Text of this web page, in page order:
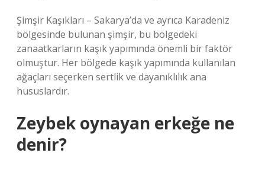
Şimşir Kaşıkları – Sakarya’da ve ayrıca Karadeniz
bölgesinde bulunan şimşir, bu bölgedeki
zanaatkarların kaşık yapımında önemli bir faktör
olmuştur. Her bölgede kaşık yapımında kullanılan
ağaçları seçerken sertlik ve dayanıklılık ana
hususlardır.
Zeybek oynayan erkeğe ne
denir?